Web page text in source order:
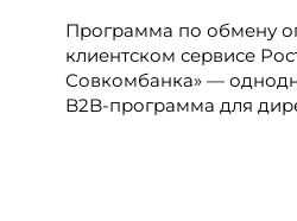
Программа по обмену
клиентском сервисе
Совкомбанка» —
B2B-программа для